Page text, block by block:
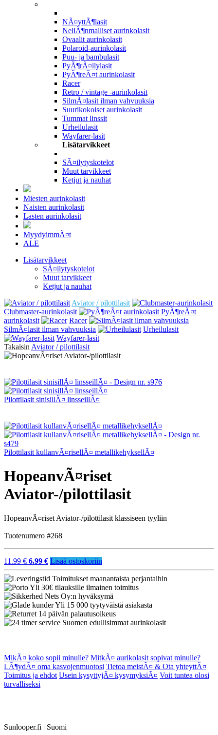
NÃ¤yttÃ¶lasit
NeliÃ¶nmalliset aurinkolasit
Ovaalit aurinkolasit
Polaroid-aurinkolasit
Puu- ja bambulasit
PyÃ¶rÃ¤ilylasit
PyÃ¶reÃ¤t aurinkolasit
Racer
Retro / vintage -aurinkolasit
SilmÃ¤lasit ilman vahvuuksia
Suurikokoiset aurinkolasit
Tummat linssit
Urheilulasit
Wayfarer-lasit
Lisätarvikkeet
SÃ¤ilytyskotelot
Muut tarvikkeet
Ketjut ja nauhat
Miesten aurinkolasit
Naisten aurinkolasit
Lasten aurinkolasit
MyydyimmÃ¤t
ALE
Lisätarvikkeet
SÃ¤ilytyskotelot
Muut tarvikkeet
Ketjut ja nauhat
Aviator / pilottilasit
Clubmaster-aurinkolasit
PyÃ¶reÃ¤t
aurinkolasit
Racer
SilmÃ¤lasit ilman vahvuuksia
Urheilulasit
Wayfarer-lasit
Takaisin Aviator / pilottilasit
Pilottilasit sinisillÃ¤ linsseillÃ¤
Pilottilasit kullanvÃ¤risellÃ¤ metallikehyksellÃ¤
HopeanvÃ¤riset
Aviator-/pilottilasit
HopeanvÃ¤riset Aviator-/pilottilasit klassiseen tyyliin
Tuotenumero #268
11.99 € 6.99 € Lisää ostoskoriin
Toimitukset maanantaista perjantaihin
Yli 30€ tilauksille ilmainen toimitus
Nets Oy:n hyväksymä
Yli 15 000 tyytyväistä asiakasta
14 päivän palautusoikeus
Suomen edullisimmat aurinkolasit
MikÃ¤ koko sopii minulle? MitkÃ¤ aurikolasit sopivat minulle?
LÃ¶ydÃ¤ oma kasvojenmuotosi Tietoa meistÃ¤ & Ota yhteyttÃ¤
Toimitus ja ehdot Usein kysyttyjÃ¤ kysymyksiÃ¤ Voit tuntea olosi
turvalliseksi
Sunlooper.fi | Suomi